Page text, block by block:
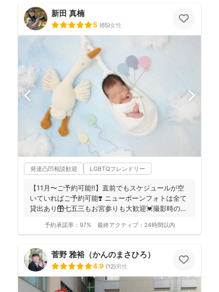
新田 真楠
5 (65)女性
発達凸凹相談歓迎 LGBTQフレンドリー
【11月〜ご予約可能‼︎】直前でもスケジュールが空
いていればご予約可能❣️ ニューボーンフォトは全て
貸出あり🎁七五三もお宮参りも大歓迎💓撮影時のみ
予約承諾率： 97% 最終アクティブ： 24時間以内
菅野 雅裕（かんのまさひろ）
4.9 (12)男性